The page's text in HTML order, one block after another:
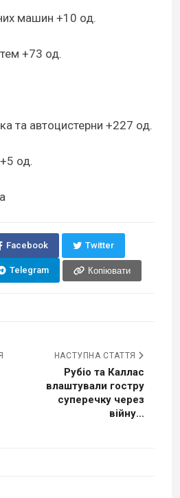
машин +10 од.
+73 од.
та автоцистерни +227 од.
+5 од.
Facebook Twitter
Telegram Копіювати
НАСТУПНА СТАТТЯ
Рубіо та Каллас
влаштували гостру
суперечку через
війну...